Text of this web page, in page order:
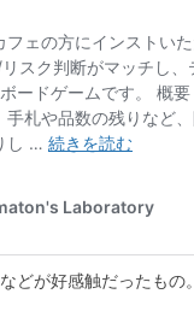
などが好感触だったもの。